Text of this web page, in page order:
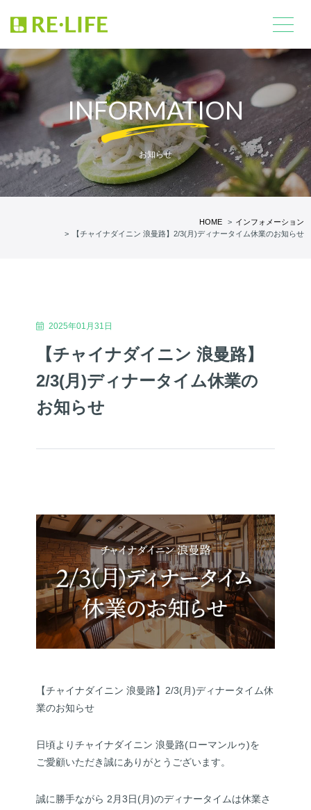
INFORMATION
お知らせ
HOME
インフォメーション
【チャイナダイニン 浪曼路】2/3(月)ディナータイム休業のお知らせ
2025年01月31日
【チャイナダイニン 浪曼路】
2/3(月)ディナータイム休業の
お知らせ
【チャイナダイニン 浪曼路】2/3(月)ディナータイム休
業のお知らせ
日頃よりチャイナダイニン 浪曼路(ローマンルゥ)を
ご愛顧いただき誠にありがとうございます。
誠に勝手ながら 2月3日(月)のディナータイムは休業さ